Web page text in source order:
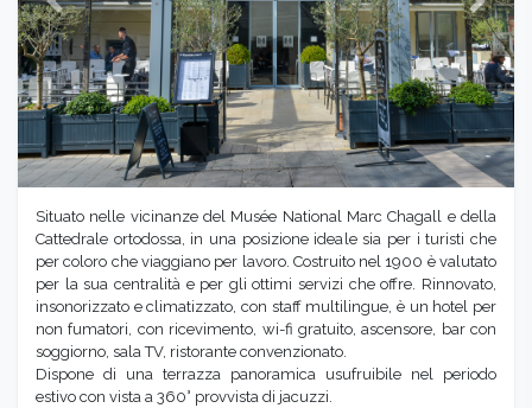
Previous Next
Situato nelle vicinanze del Musée National Marc Chagall e della
Cattedrale ortodossa, in una posizione ideale sia per i turisti che
per coloro che viaggiano per lavoro. Costruito nel 1900 è valutato
per la sua centralità e per gli ottimi servizi che offre. Rinnovato,
insonorizzato e climatizzato, con staff multilingue, è un hotel per
non fumatori, con ricevimento, wi-fi gratuito, ascensore, bar con
soggiorno, sala TV, ristorante convenzionato.
Dispone di una terrazza panoramica usufruibile nel periodo
estivo con vista a 360° provvista di jacuzzi.